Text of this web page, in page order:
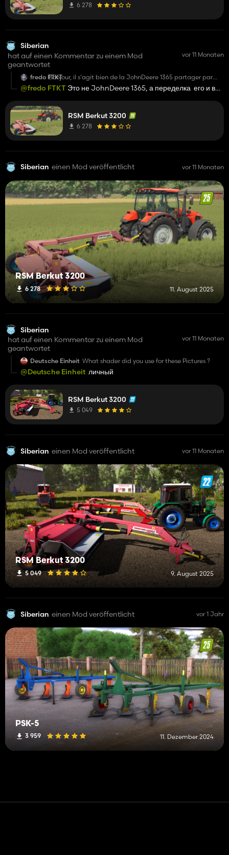
6 278
Siberian
hat auf einen Kommentar zu einem Mod
geantwortet
vor 11 Monaten
fredo FTKTBonjour, il s'agit bien de la JohnDeere 1365 partager par
FastFarming, vous avez enlever le tapis conditionneur a
l'arriere
@fredo FTKT Это не JohnDeere 1365, а переделка его и в
название мода прочли?
RSM Berkut 3200
6 278
Siberian einen Mod veröffentlicht vor 11 Monaten
RSM Berkut 3200
6 278 11. August 2025
Siberian
hat auf einen Kommentar zu einem Mod
geantwortet
vor 11 Monaten
Deutsche Einheit What shader did you use for these Pictures ?
@Deutsche Einheit личный
RSM Berkut 3200
5 049
Siberian einen Mod veröffentlicht vor 11 Monaten
RSM Berkut 3200
5 049 9. August 2025
Siberian einen Mod veröffentlicht vor 1 Jahr
PSK-5
3 959 11. Dezember 2024